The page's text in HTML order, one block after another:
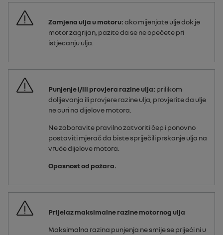
Zamjena ulja u motoru:ako mijenjate ulje dok je
motor zagrijan, pazite da se ne opečete pri
istjecanju ulja.
Punjenje i/ili provjera razine ulja: prilikom
dolijevanja ili provjere razine ulja, provjerite da ulje
ne curi na dijelove motora.
Ne zaboravite pravilno zatvoriti čep i ponovno
postaviti mjerač da biste spriječili prskanje ulja na
vruće dijelove motora.
Opasnost od požara.
Prijelaz maksimalne razine motornog ulja
Maksimalna razina punjenja ne smije se prijeći ni u